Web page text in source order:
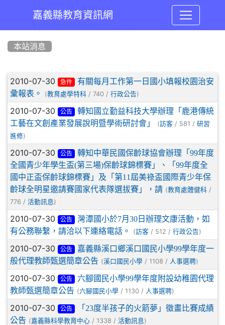
嘉義縣教育資訊網
本站消息
文章列表
2010-07-30 急件
有關每月工作第一日國小填報校園治安
彙報表。
(教育處學特科 / 740 / 行政公告)
2010-07-30 公告
轉知國立勤益科技大學辦理「鹿港傳統
工藝在文創產業發展說明暨學術研討會」
(訪客 / 581 / 研習
進修)
2010-07-30 公告
轉知中華民國保齡球協會辦理「99年度
全國青少年學生盃(第三場)保齡球錦標賽」、「99年度全
國中正盃保齡球錦標賽」及「第11屆美祿盃國際青少年保
齡球全明星邀請賽國家代表隊選拔賽」，請 (教育處體健科 /
776 / 活動訊息 )
2010-07-30 公告
灣潭國小於7月30日辦理文康活動，如
有公務聯繫，請洽以下連絡電話。
(訪客 / 512 / 行政公告)
2010-07-30 公告
嘉義縣溪口鄉溪口國民小學99學年度一
般代理教師甄選簡章公告 (溪口國民小學 / 1108 / 人事選聘)
2010-07-30 公告
六腳國民小學99學年度附設幼稚園代理
教師甄選簡章公告 (六腳國民小學 / 1130 / 人事選聘)
2010-07-30 公告
「23度半孩子的火箭夢」徵畫比賽成績
公告 (嘉義縣科學教育中心 / 1338 / 活動訊息 )